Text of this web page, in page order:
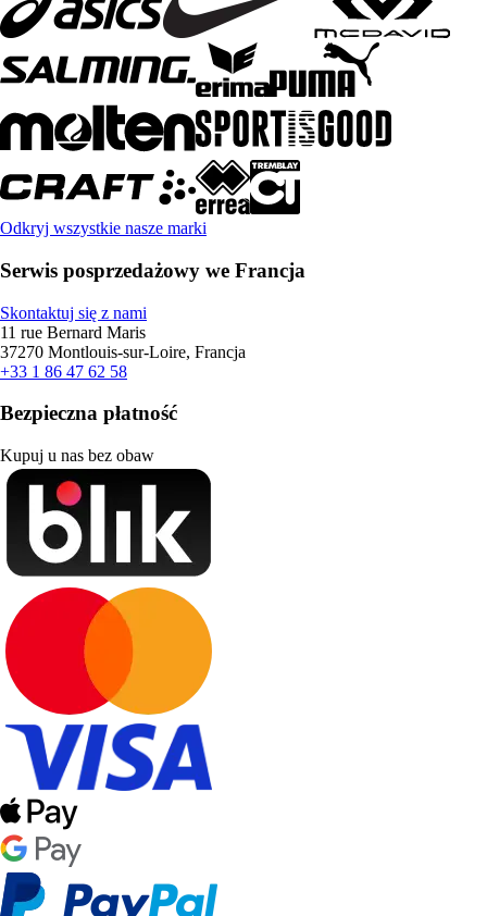
Odkryj wszystkie nasze marki
Serwis posprzedażowy we Francja
Skontaktuj się z nami
11 rue Bernard Maris
37270 Montlouis-sur-Loire, Francja
+33 1 86 47 62 58
Bezpieczna płatność
Kupuj u nas bez obaw